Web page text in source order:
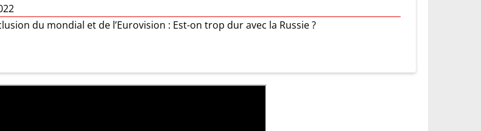
du mondial et de l’Eurovision : Est-on trop dur avec la Russie ?